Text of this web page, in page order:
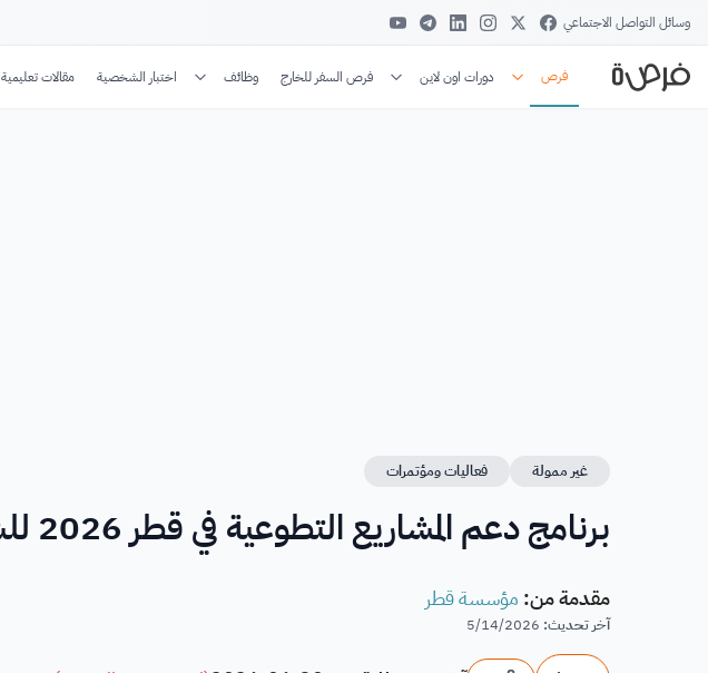
وسائل التواصل الاجتماعي
فرص دورات اون لاين فرص السفر للخارج وظائف اختبار الشخصية مقالات تعليمية
غير ممولة فعاليات ومؤتمرات
برنامج دعم المشاريع التطوعية في قطر 2026 للشباب والطلاب
مقدمة من: مؤسسة قطر
آخر تحديث:
5/14/2026